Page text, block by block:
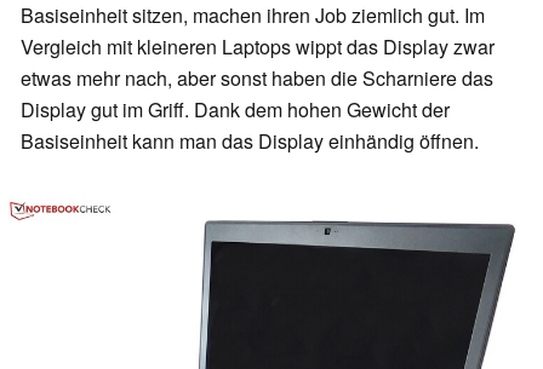
Basiseinheit sitzen, machen ihren Job ziemlich gut. Im
Vergleich mit kleineren Laptops wippt das Display zwar
etwas mehr nach, aber sonst haben die Scharniere das
Display gut im Griff. Dank dem hohen Gewicht der
Basiseinheit kann man das Display einhändig öffnen.